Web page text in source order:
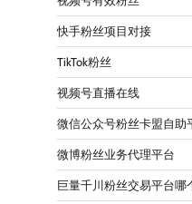
快手粉丝项目对接
TikTok粉丝
视频号直播在线
微信公众号粉丝卡盟自助
微博粉丝业务代理平台
巨量千川粉丝交易平台哪